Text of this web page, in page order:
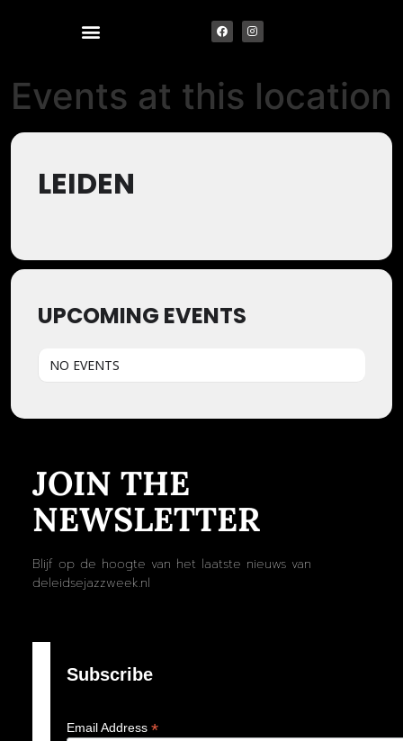
Events at this location
LEIDEN
UPCOMING EVENTS
NO EVENTS
JOIN THE
NEWSLETTER
Blijf op de hoogte van het laatste nieuws van
deleidsejazzweek.nl
Subscribe
Email Address *